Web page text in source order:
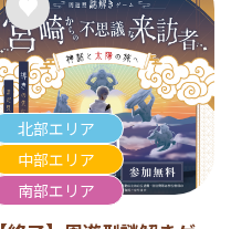
■SNS投稿キャンペーン
（投稿した方の中から抽選
で交通各社オリジナルグッ
ズを各5名様にプレゼン
ト！）
2024年7月20日（土）～ 2
024年8月31日（土）
北部エリア
中部エリア
南部エリア